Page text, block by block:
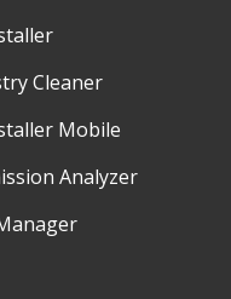
Cleaner
Mobile
Analyzer